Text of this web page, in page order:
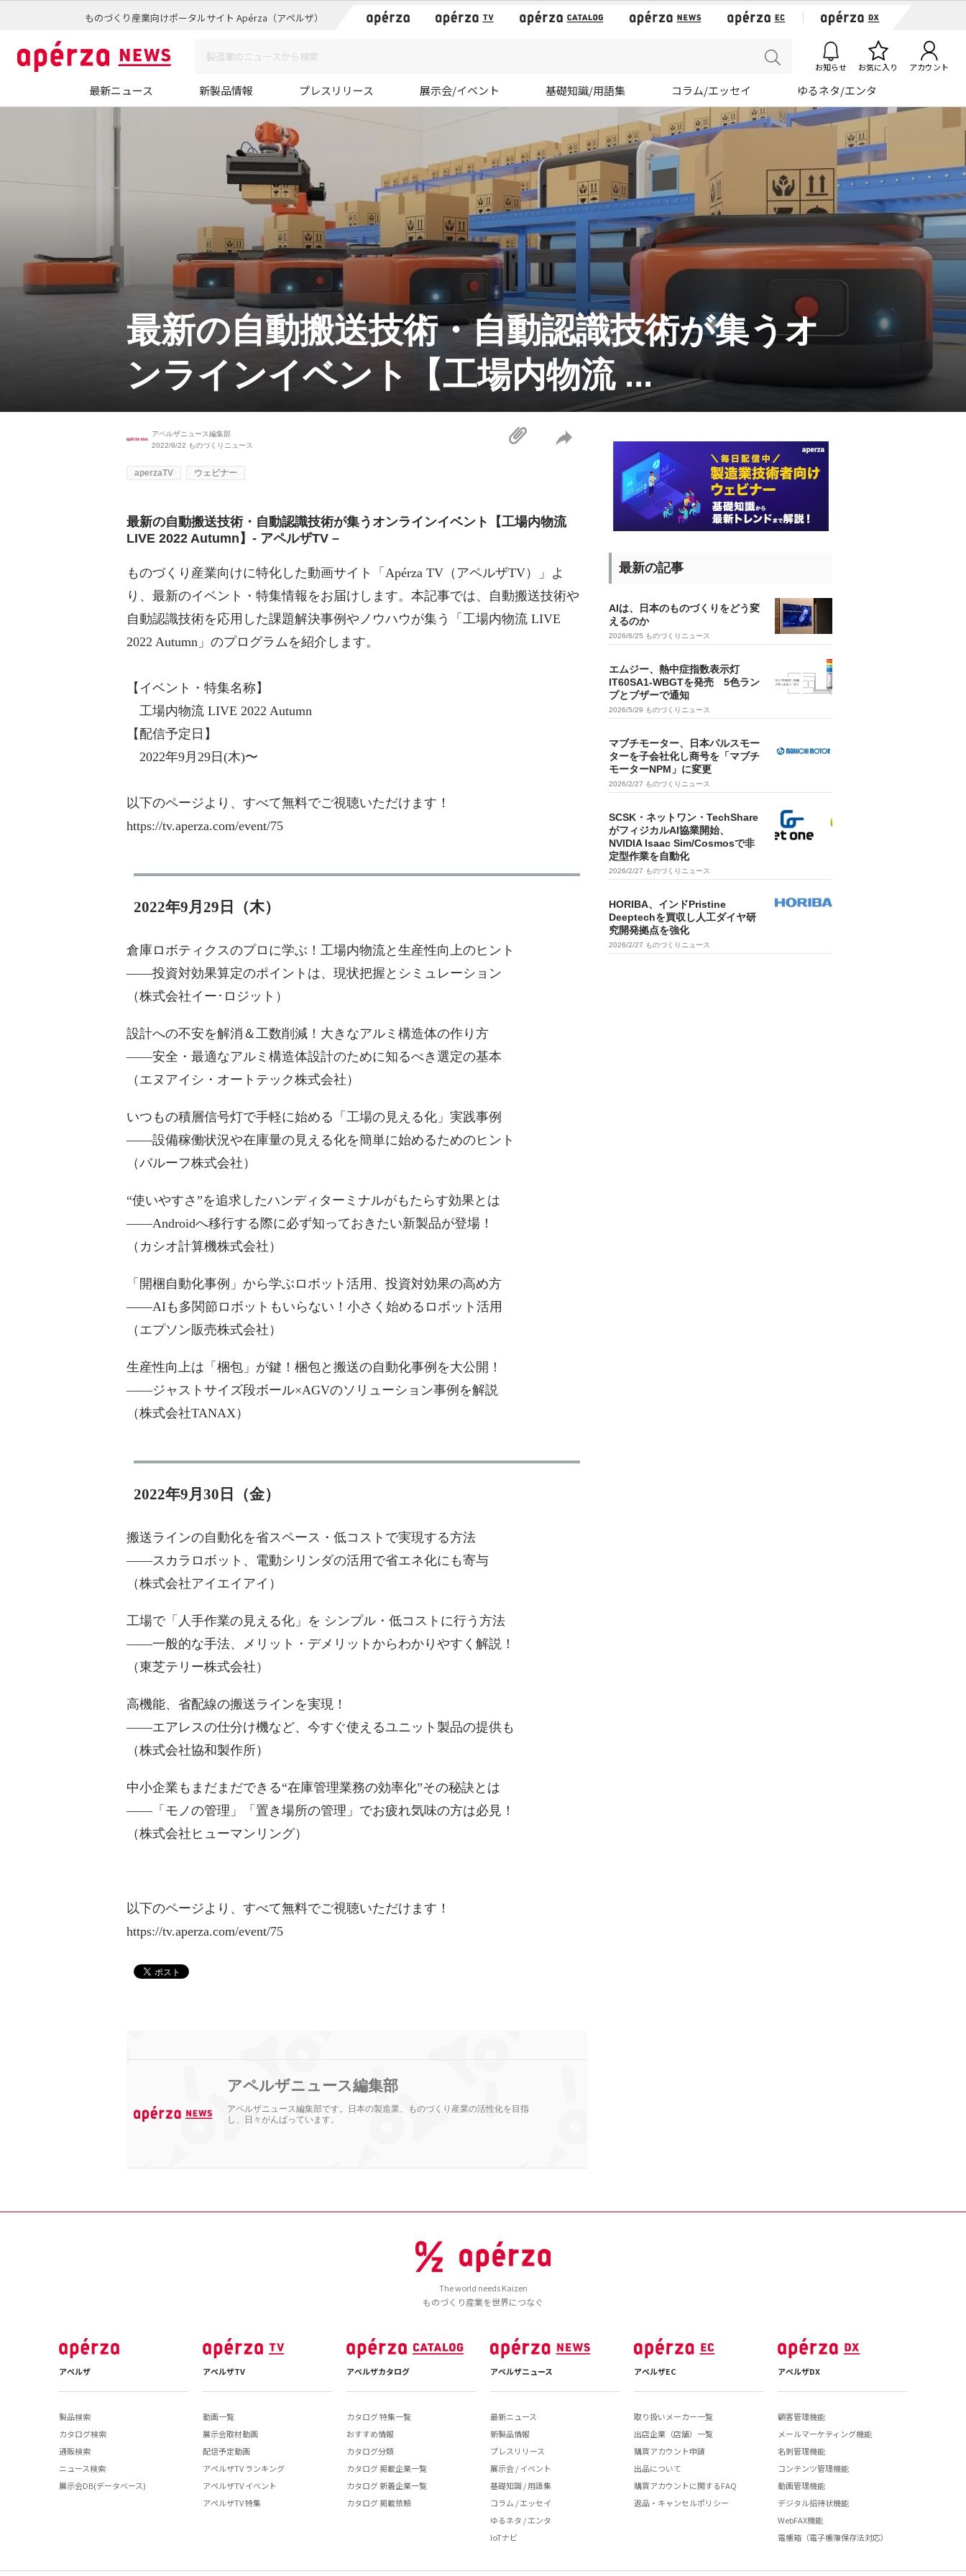
ものづくり産業向けポータルサイト Apérza（アペルザ）
お知らせ お気に入り アカウント
最新ニュース 新製品情報 プレスリリース 展示会/イベント 基礎知識/用語集 コラム/エッセイ ゆるネタ/エンタ
最新の自動搬送技術・自動認識技術が集うオ
ンラインイベント【工場内物流 ...
アペルザニュース編集部
2022/9/22 ものづくりニュース
aperzaTV ウェビナー
最新の自動搬送技術・自動認識技術が集うオンラインイベント【工場内物流
LIVE 2022 Autumn】- アペルザTV –
ものづくり産業向けに特化した動画サイト「Apérza TV（アペルザTV）」よ
り、最新のイベント・特集情報をお届けします。本記事では、自動搬送技術や
自動認識技術を応用した課題解決事例やノウハウが集う「工場内物流 LIVE
2022 Autumn」のプログラムを紹介します。
【イベント・特集名称】
工場内物流 LIVE 2022 Autumn
【配信予定日】
2022年9月29日(木)〜
以下のページより、すべて無料でご視聴いただけます！
https://tv.aperza.com/event/75
2022年9月29日（木）
倉庫ロボティクスのプロに学ぶ！工場内物流と生産性向上のヒント
――投資対効果算定のポイントは、現状把握とシミュレーション
（株式会社イー･ロジット）
設計への不安を解消＆工数削減！大きなアルミ構造体の作り方
――安全・最適なアルミ構造体設計のために知るべき選定の基本
（エヌアイシ・オートテック株式会社）
いつもの積層信号灯で手軽に始める「工場の見える化」実践事例
――設備稼働状況や在庫量の見える化を簡単に始めるためのヒント
（バルーフ株式会社）
“使いやすさ”を追求したハンディターミナルがもたらす効果とは
――Androidへ移行する際に必ず知っておきたい新製品が登場！
（カシオ計算機株式会社）
「開梱自動化事例」から学ぶロボット活用、投資対効果の高め方
――AIも多関節ロボットもいらない！小さく始めるロボット活用
（エプソン販売株式会社）
生産性向上は「梱包」が鍵！梱包と搬送の自動化事例を大公開！
――ジャストサイズ段ボール×AGVのソリューション事例を解説
（株式会社TANAX）
2022年9月30日（金）
搬送ラインの自動化を省スペース・低コストで実現する方法
――スカラロボット、電動シリンダの活用で省エネ化にも寄与
（株式会社アイエイアイ）
工場で「人手作業の見える化」を シンプル・低コストに行う方法
――一般的な手法、メリット・デメリットからわかりやすく解説！
（東芝テリー株式会社）
高機能、省配線の搬送ラインを実現！
――エアレスの仕分け機など、今すぐ使えるユニット製品の提供も
（株式会社協和製作所）
中小企業もまだまだできる“在庫管理業務の効率化”その秘訣とは
――「モノの管理」「置き場所の管理」でお疲れ気味の方は必見！
（株式会社ヒューマンリング）
以下のページより、すべて無料でご視聴いただけます！
https://tv.aperza.com/event/75
アペルザニュース編集部
アペルザニュース編集部です。日本の製造業、ものづくり産業の活性化を目指
し、日々がんばっています。
最新の記事
AIは、日本のものづくりをどう変
えるのか
2026/6/25 ものづくりニュース
エムジー、熱中症指数表示灯
IT60SA1-WBGTを発売 5色ラン
プとブザーで通知
2026/5/29 ものづくりニュース
マブチモーター、日本パルスモー
ターを子会社化し商号を「マブチ
モーターNPM」に変更
2026/2/27 ものづくりニュース
SCSK・ネットワン・TechShare
がフィジカルAI協業開始、
NVIDIA Isaac Sim/Cosmosで非
定型作業を自動化
2026/2/27 ものづくりニュース
HORIBA、インドPristine
Deeptechを買収し人工ダイヤ研
究開発拠点を強化
2026/2/27 ものづくりニュース
The world needs Kaizen
ものづくり産業を世界につなぐ
アペルザ
製品検索
カタログ検索
通販検索
ニュース検索
展示会DB(データベース)
アペルザTV
動画一覧
展示会取材動画
配信予定動画
アペルザTV ランキング
アペルザTV イベント
アペルザTV 特集
アペルザカタログ
カタログ 特集一覧
おすすめ情報
カタログ分類
カタログ 掲載企業一覧
カタログ 新着企業一覧
カタログ 掲載依頼
アペルザニュース
最新ニュース
新製品情報
プレスリリース
展示会 / イベント
基礎知識 / 用語集
コラム / エッセイ
ゆるネタ / エンタ
IoTナビ
アペルザEC
取り扱いメーカー一覧
出店企業（店舗）一覧
購買アカウント申請
出品について
購買アカウントに関するFAQ
返品・キャンセルポリシー
アペルザDX
顧客管理機能
メールマーケティング機能
名刺管理機能
コンテンツ管理機能
動画管理機能
デジタル招待状機能
WebFAX機能
電帳箱（電子帳簿保存法対応）